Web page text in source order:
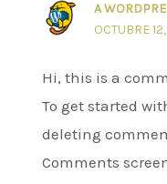
A
OCTUBRE
Hi, this is a
To get started
deleting
Comments